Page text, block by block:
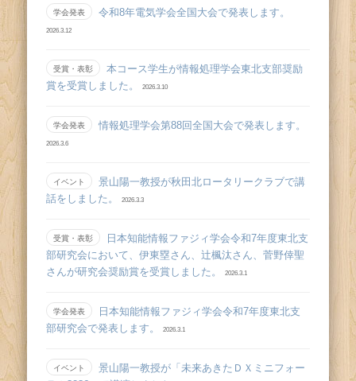
学会発表 令和8年電気学会全国大会で発表します。
2026.3.12
受賞・表彰
本コース学生が情報処理学会東北支部奨励
賞を受賞しました。
2026.3.10
学会発表 情報処理学会第88回全国大会で発表します。
2026.3.6
イベント
景山陽一教授が秋田北ロータリークラブで講
話をしました。
2026.3.3
受賞・表彰
日本知能情報ファジィ学会令和7年度東北支
部研究会において、伊東塁さん、辻󠄀楓汰さん、菅野倖聖
さんが研究会奨励賞を受賞しました。
2026.3.1
学会発表
日本知能情報ファジィ学会令和7年度東北支
部研究会で発表します。
2026.3.1
イベント
景山陽一教授が「未来あきたＤＸミニフォー